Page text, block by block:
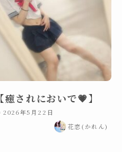
【癒されにおいで💗】
2026年5月22日
花恋(かれん)